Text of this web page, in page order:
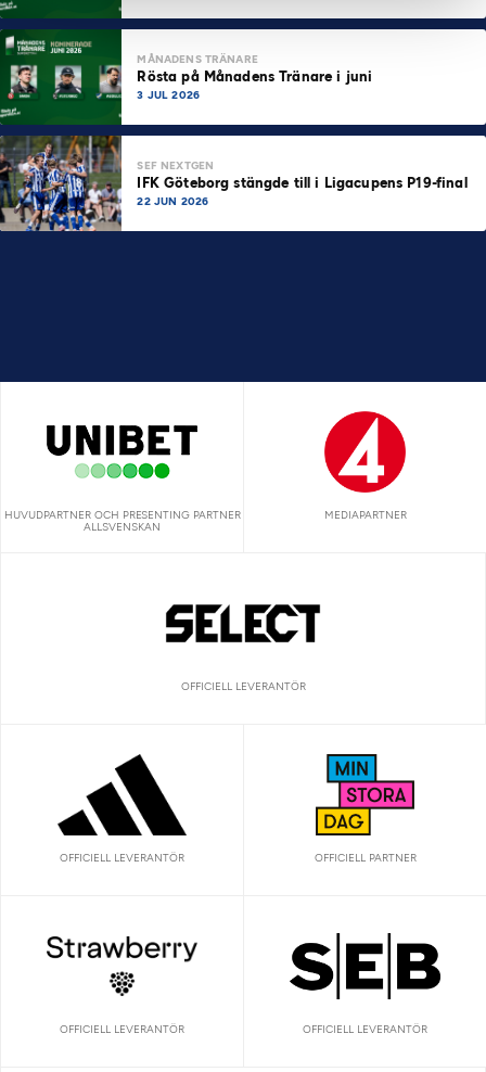
MÅNADENS TRÄNARE
Rösta på Månadens Tränare i juni
3 JUL 2026
SEF NEXTGEN
IFK Göteborg stängde till i Ligacupens P19-final
22 JUN 2026
HUVUDPARTNER OCH PRESENTING PARTNER
ALLSVENSKAN
MEDIAPARTNER
OFFICIELL LEVERANTÖR
OFFICIELL LEVERANTÖR OFFICIELL PARTNER
OFFICIELL LEVERANTÖR OFFICIELL LEVERANTÖR